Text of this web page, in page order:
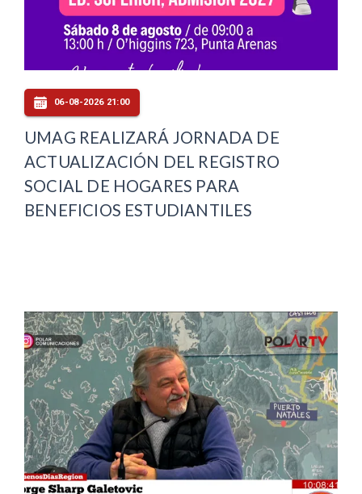
06-08-2026 21:00
UMAG REALIZARÁ JORNADA DE
ACTUALIZACIÓN DEL REGISTRO
SOCIAL DE HOGARES PARA
BENEFICIOS ESTUDIANTILES